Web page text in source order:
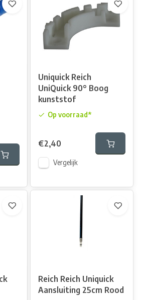
Uniquick Reich
UniQuick 90° Boog
kunststof
Op voorraad*
€2,40
Vergelijk
Reich Reich Uniquick
Aansluiting 25cm Rood